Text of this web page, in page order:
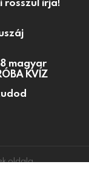
magyar
KVÍZ
oldala